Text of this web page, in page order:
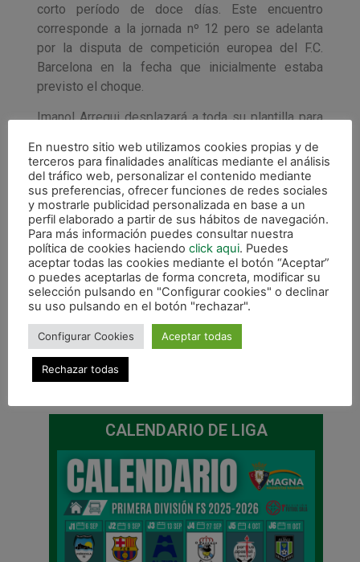
corto período de doce días. Este encuentro
corresponde a la jornada nº 12 pero se adelanta
por la disputa de competición europea del F.C.
Barcelona en la fecha que inicialmente estaba
previsto el choque.
Imanol Arregui desplazará a toda su plantilla para
Magna Navarra que se va a enfrentar con muy poco
tiempo de preparación al actual campeón de las
principales competiciones ya totalmente
recuperado de un irregular inicio de liga. Los
blaugranas han encadenado una racha de cuatro
victorias consecutivas contando el partido de
Copa del Rey.
ANTERIOR
CALENDARIO DE LIGA
En nuestro sitio web utilizamos cookies propias y de
terceros para finalidades analíticas mediante el análisis
del tráfico web, personalizar el contenido mediante
sus preferencias, ofrecer funciones de redes sociales
y mostrarle publicidad personalizada en base a un
perfil elaborado a partir de sus hábitos de navegación.
Para más información puedes consultar nuestra
política de cookies haciendo click aqui. Puedes
aceptar todas las cookies mediante el botón “Aceptar”
o puedes aceptarlas de forma concreta, modificar su
selección pulsando en "Configurar cookies" o declinar
su uso pulsando en el botón "rechazar".
Configurar Cookies Aceptar todas
Rechazar todas